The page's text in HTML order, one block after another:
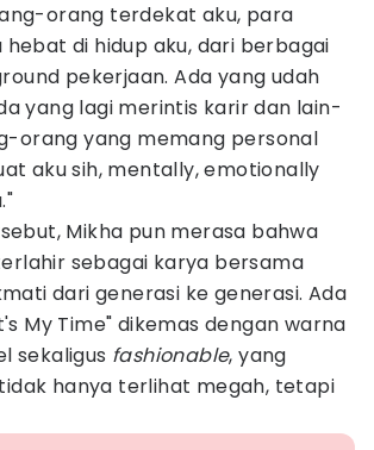
orang terdekat aku, para
di hidup aku, dari berbagai
pekerjaan. Ada yang udah
yang lagi merintis karir dan lain-
orang yang memang personal
aku sih, mentally, emotionally
Mikha pun merasa bahwa
sebagai karya bersama
dari generasi ke generasi. Ada
My Time" dikemas dengan warna
sekaligus fashionable, yang
hanya terlihat megah, tetapi